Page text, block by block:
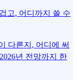
고, 어디까지 쓸 수
다른지, 어디에 써
년 전망까지 한